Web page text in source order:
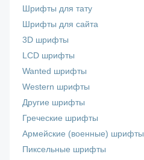
Шрифты для тату
Шрифты для сайта
3D шрифты
LCD шрифты
Wanted шрифты
Western шрифты
Другие шрифты
Греческие шрифты
Армейские (военные) шрифты
Пиксельные шрифты